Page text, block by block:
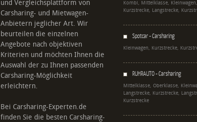
und Vergleichsplattform von
Carsharing- und Mietwagen-
Anbietern jeglicher Art. Wir
beurteilen die einzelnen
Angebote nach objektiven
Kriterien und möchten Ihnen die
Auswahl der zu Ihnen passenden
Carsharing-Möglichkeit
erleichtern.
Bei Carsharing-Experten.de
finden Sie die besten Carsharing-
Kombi, Mittelklasse,
Kurzstrecke, Langstrecke,
Spotcar - Carsharing
Kleinwagen, Kurzstrecke,
RUHRAUTO - Carsharing
Mittelklasse, Oberklasse,
Langstrecke, Kurzstrecke,
Kurzstrecke